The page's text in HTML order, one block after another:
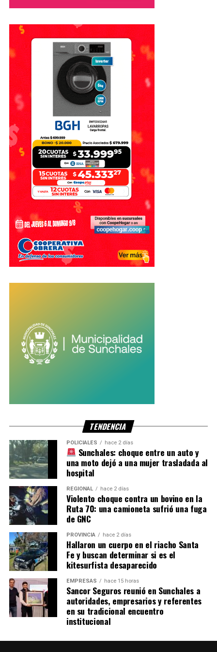
TENDENCIA
POLICIALES hace 2 días
Sunchales: choque entre un auto y
una moto dejó a una mujer trasladada al
hospital
REGIONAL hace 2 días
Violento choque contra un bovino en la
Ruta 70: una camioneta sufrió una fuga
de GNC
PROVINCIA hace 2 días
Hallaron un cuerpo en el riacho Santa
Fe y buscan determinar si es el
kitesurfista desaparecido
EMPRESAS hace 15 horas
Sancor Seguros reunió en Sunchales a
autoridades, empresarios y referentes
en su tradicional encuentro
institucional